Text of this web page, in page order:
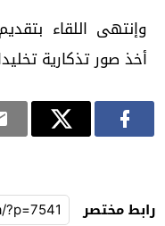
وإنتهى اللقاء
أخذ صور تذكارية
رابط مختصر